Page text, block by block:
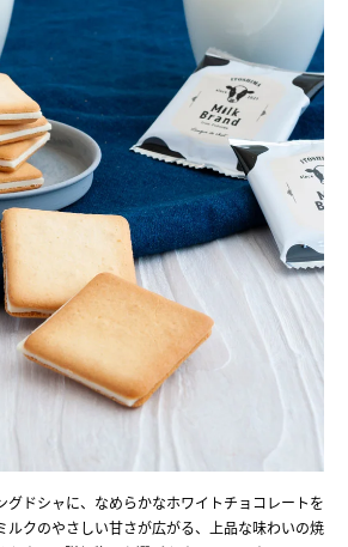
グドシャに、なめらかなホワイトチョコレートを
ルクのやさしい甘さが広がる、上品な味わいの焼